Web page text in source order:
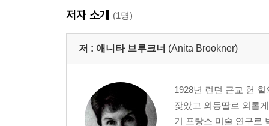
저자 소개 (1명)
저 : 애니타 브루크너 (Anita Brookner)
1928년 런던 근교 헌
잦았고 외동딸로 외롭
기 프랑스 미술 연구로